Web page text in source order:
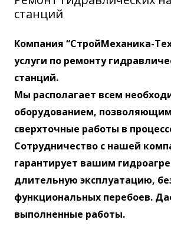
станций
Компания “СтройМеханика-
услуги по ремонту
станций.
Мы располагает всем
оборудованием,
сверхточные работы в
Сотрудничество с нашей
гарантирует вашим
длительную эксплуатацию,
функциональных перебоев.
выполненные работы.